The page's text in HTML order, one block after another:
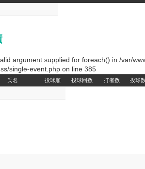
argument supplied for foreach() in /var/
single-event.php on line 385
氏名 投球順 投球回数 打者数 投球